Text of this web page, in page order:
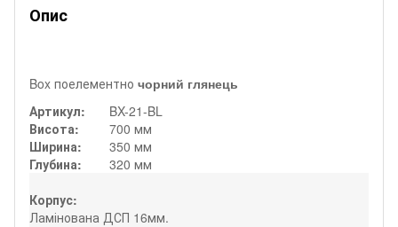
Опис
Box поелементно чорний глянець
Артикул:
BX-21-BL
Висота:
700 мм
Ширина:
350 мм
Глубина:
320 мм
Корпус:
Ламінована ДСП 16мм.